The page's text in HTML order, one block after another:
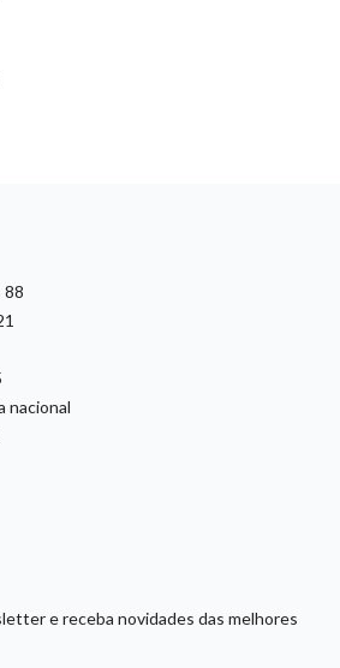
88
nacional
e receba novidades das melhores